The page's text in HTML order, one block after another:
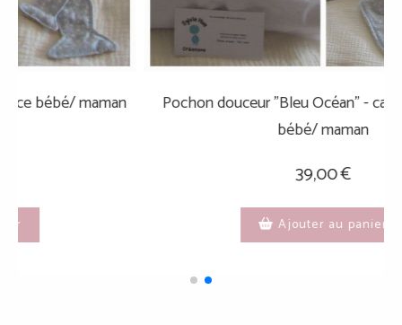
Tendresse - Cadeau naissance bébé/ maman